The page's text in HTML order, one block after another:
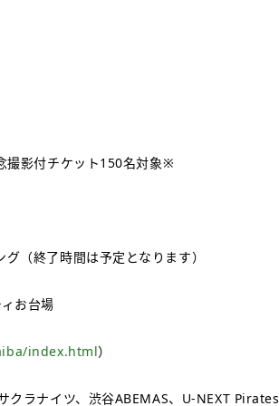
影付チケット150名対象※
（終了時間は予定となります）
お台場
index.html）
クラナイツ、渋谷ABEMAS、U-NEXT Pirates